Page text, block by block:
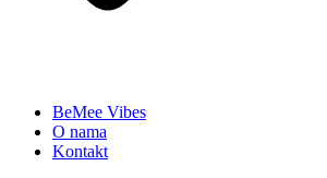
BeMee Vibes
O nama
Kontakt